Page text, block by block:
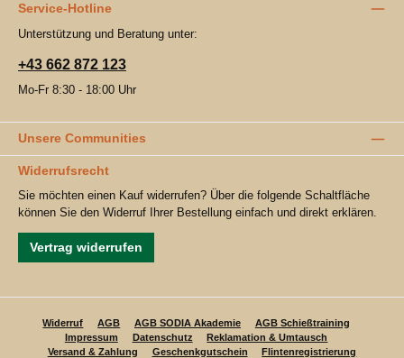
Service-Hotline
Unterstützung und Beratung unter:
+43 662 872 123
Mo-Fr 8:30 - 18:00 Uhr
Unsere Communities
Widerrufsrecht
Sie möchten einen Kauf widerrufen? Über die folgende Schaltfläche
können Sie den Widerruf Ihrer Bestellung einfach und direkt erklären.
Vertrag widerrufen
Widerruf AGB AGB SODIA Akademie
AGB Schießtraining
Impressum
Datenschutz
Reklamation & Umtausch
Versand & Zahlung
Geschenkgutschein Flintenregistrierung